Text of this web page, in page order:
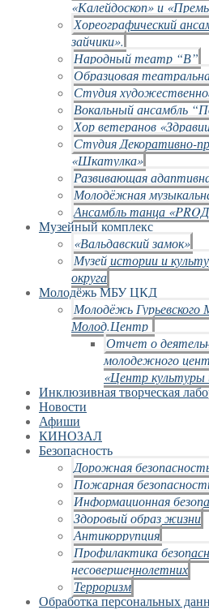
«Калейдоскоп» и
Хореографический
зайчики».
Народный театр “В”
Образцовая
Студия
Вокальный ансамбль
Хор ветеранов
Студия Декоративно-
«Шкатулка»
Развивающая
Молодёжная
Ансамбль танца
Музейный комплекс
«Вальдавский замок»
Музей истории и
округа
Молодёжь МБУ ЦКД
Молодёжь
Молод.Центр
Отчет о
молодежного
«Центр культуры
Инклюзивная творческая
Новости
Афиши
КИНОЗАЛ
Безопасность
Дорожная
Пожарная
Информационная
Здоровый образ жизни
Антикоррупция
Профилактика
несовершеннолетних
Терроризм
Обработка персональных